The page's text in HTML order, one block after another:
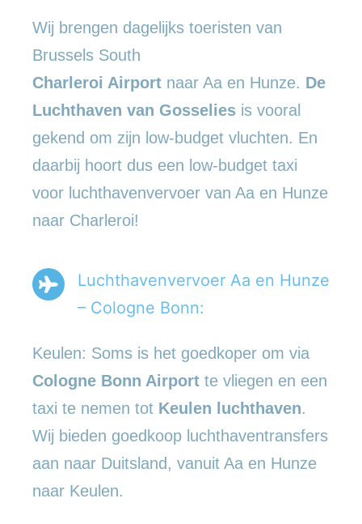
Wij brengen dagelijks toeristen van
Brussels South
Charleroi Airport naar Aa en Hunze. De
Luchthaven van Gosselies is vooral
gekend om zijn low-budget vluchten. En
daarbij hoort dus een low-budget taxi
voor luchthavenvervoer van Aa en Hunze
naar Charleroi!
Luchthavenvervoer Aa en Hunze
– Cologne Bonn:
Keulen: Soms is het goedkoper om via
Cologne Bonn Airport te vliegen en een
taxi te nemen tot Keulen luchthaven.
Wij bieden goedkoop luchthaventransfers
aan naar Duitsland, vanuit Aa en Hunze
naar Keulen.